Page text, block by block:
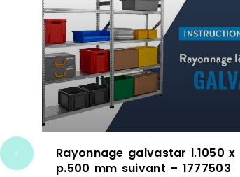
Rayonnage galvastar l.1050 x
p.500 mm suivant – 1777503